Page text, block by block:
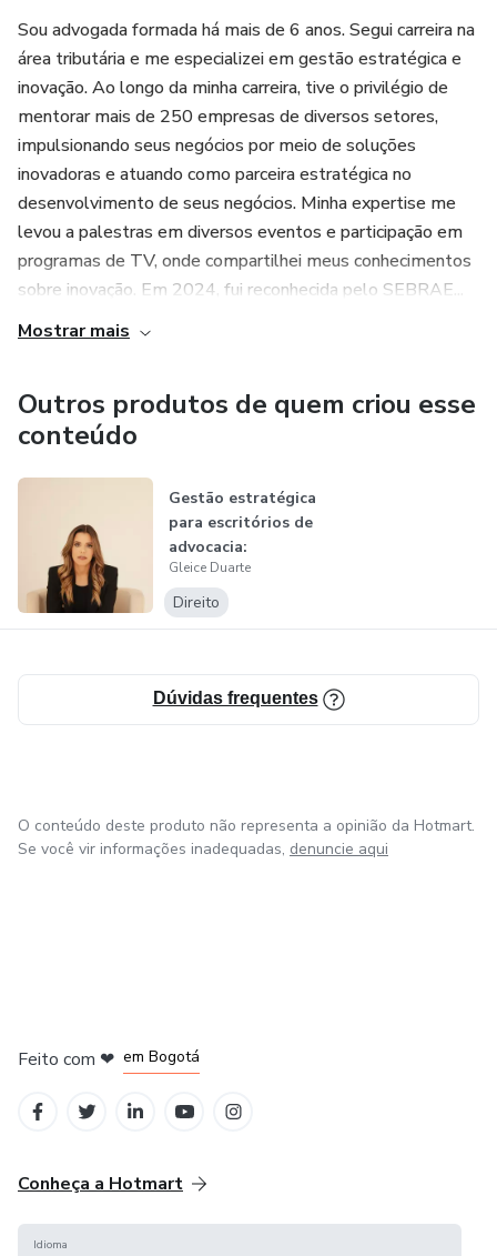
Sou advogada formada há mais de 6 anos. Segui carreira na
área tributária e me especializei em gestão estratégica e
inovação. Ao longo da minha carreira, tive o privilégio de
mentorar mais de 250 empresas de diversos setores,
impulsionando seus negócios por meio de soluções
inovadoras e atuando como parceira estratégica no
desenvolvimento de seus negócios. Minha expertise me
levou a palestras em diversos eventos e participação em
programas de TV, onde compartilhei meus conhecimentos
sobre inovação. Em 2024, fui reconhecida pelo SEBRAE...
Mostrar mais
Outros produtos de quem criou esse
conteúdo
Gestão estratégica
para escritórios de
advocacia:
construind...
Gleice Duarte
Direito
Dúvidas frequentes
O conteúdo deste produto não representa a opinião da Hotmart.
Se você vir informações inadequadas, denuncie aqui
Feito com ❤ em Bogotá
Conheça a Hotmart
Idioma